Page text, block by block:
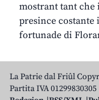
mostrant tant che
presince costante
fortunade di
La Patrie dal Friûl
Partita IVA 01299830305